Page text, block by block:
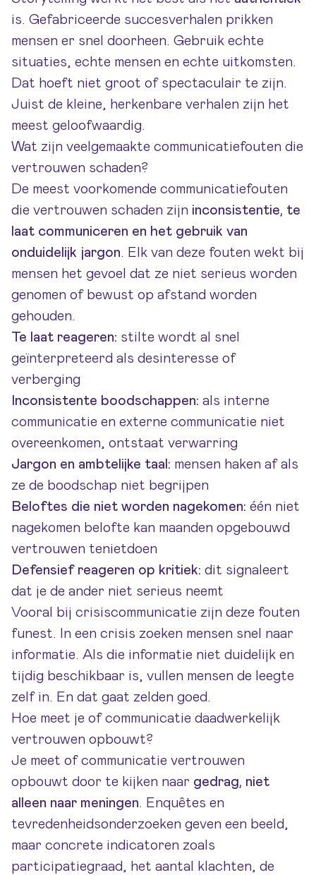
is. Gefabriceerde succesverhalen prikken
mensen er snel doorheen. Gebruik echte
situaties, echte mensen en echte uitkomsten.
Dat hoeft niet groot of spectaculair te zijn.
Juist de kleine, herkenbare verhalen zijn het
meest geloofwaardig.
Wat zijn veelgemaakte communicatiefouten die
vertrouwen schaden?
De meest voorkomende communicatiefouten
die vertrouwen schaden zijn inconsistentie, te
laat communiceren en het gebruik van
onduidelijk jargon. Elk van deze fouten wekt bij
mensen het gevoel dat ze niet serieus worden
genomen of bewust op afstand worden
gehouden.
Te laat reageren: stilte wordt al snel
geïnterpreteerd als desinteresse of
verberging
Inconsistente boodschappen: als interne
communicatie en externe communicatie niet
overeenkomen, ontstaat verwarring
Jargon en ambtelijke taal: mensen haken af als
ze de boodschap niet begrijpen
Beloftes die niet worden nagekomen: één niet
nagekomen belofte kan maanden opgebouwd
vertrouwen tenietdoen
Defensief reageren op kritiek: dit signaleert
dat je de ander niet serieus neemt
Vooral bij crisiscommunicatie zijn deze fouten
funest. In een crisis zoeken mensen snel naar
informatie. Als die informatie niet duidelijk en
tijdig beschikbaar is, vullen mensen de leegte
zelf in. En dat gaat zelden goed.
Hoe meet je of communicatie daadwerkelijk
vertrouwen opbouwt?
Je meet of communicatie vertrouwen
opbouwt door te kijken naar gedrag, niet
alleen naar meningen. Enquêtes en
tevredenheidsonderzoeken geven een beeld,
maar concrete indicatoren zoals
participatiegraad, het aantal klachten, de